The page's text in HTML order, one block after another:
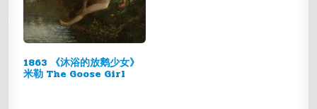
1863 《沐浴的放鹅少女》
米勒 The Goose Girl